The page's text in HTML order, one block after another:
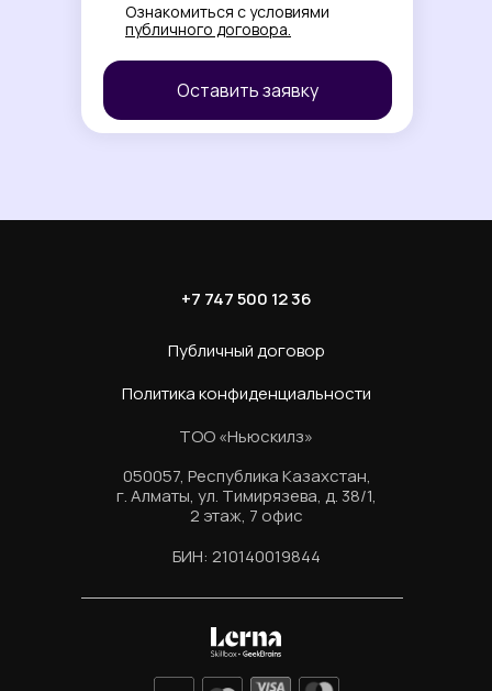
Ознакомиться с условиями
публичного договора.
Оставить заявку
+7 747 500 12 36
Публичный договор
Политика конфиденциальности
ТОО «Ньюскилз»
050057, Республика Казахстан,
г. Алматы, ул. Тимирязева, д. 38/1,
2 этаж, 7 офис
БИН: 210140019844